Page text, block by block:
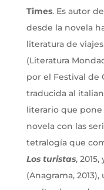
Times. Es autor
desde la novela
literatura de
(Literatura
por el Festival de
traducida al
literario que
novela con las
tetralogía que
Los turistas, 2015,
(Anagrama,